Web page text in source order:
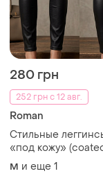
280 грн
252 грн с 12 авг.
Roman
Стильные
«под кожу»
состояние нового
M и еще 1